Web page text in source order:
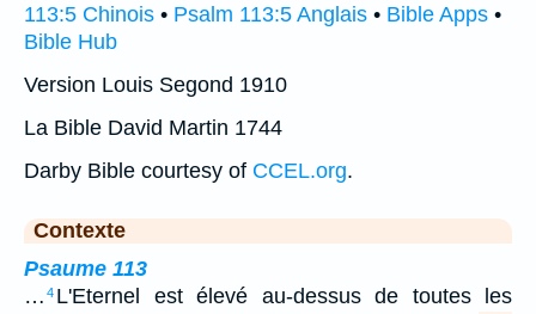
113:5 Chinois • Psalm 113:5 Anglais • Bible Apps •
Bible Hub
Version Louis Segond 1910
La Bible David Martin 1744
Darby Bible courtesy of CCEL.org.
Contexte
Psaume 113
… 4 L'Eternel est élevé au-dessus de toutes les